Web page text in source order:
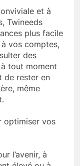
et à
Twineeds
plus facile
vos comptes,
des
tout moment
de rester en
même
optimiser vos
l’avenir, à